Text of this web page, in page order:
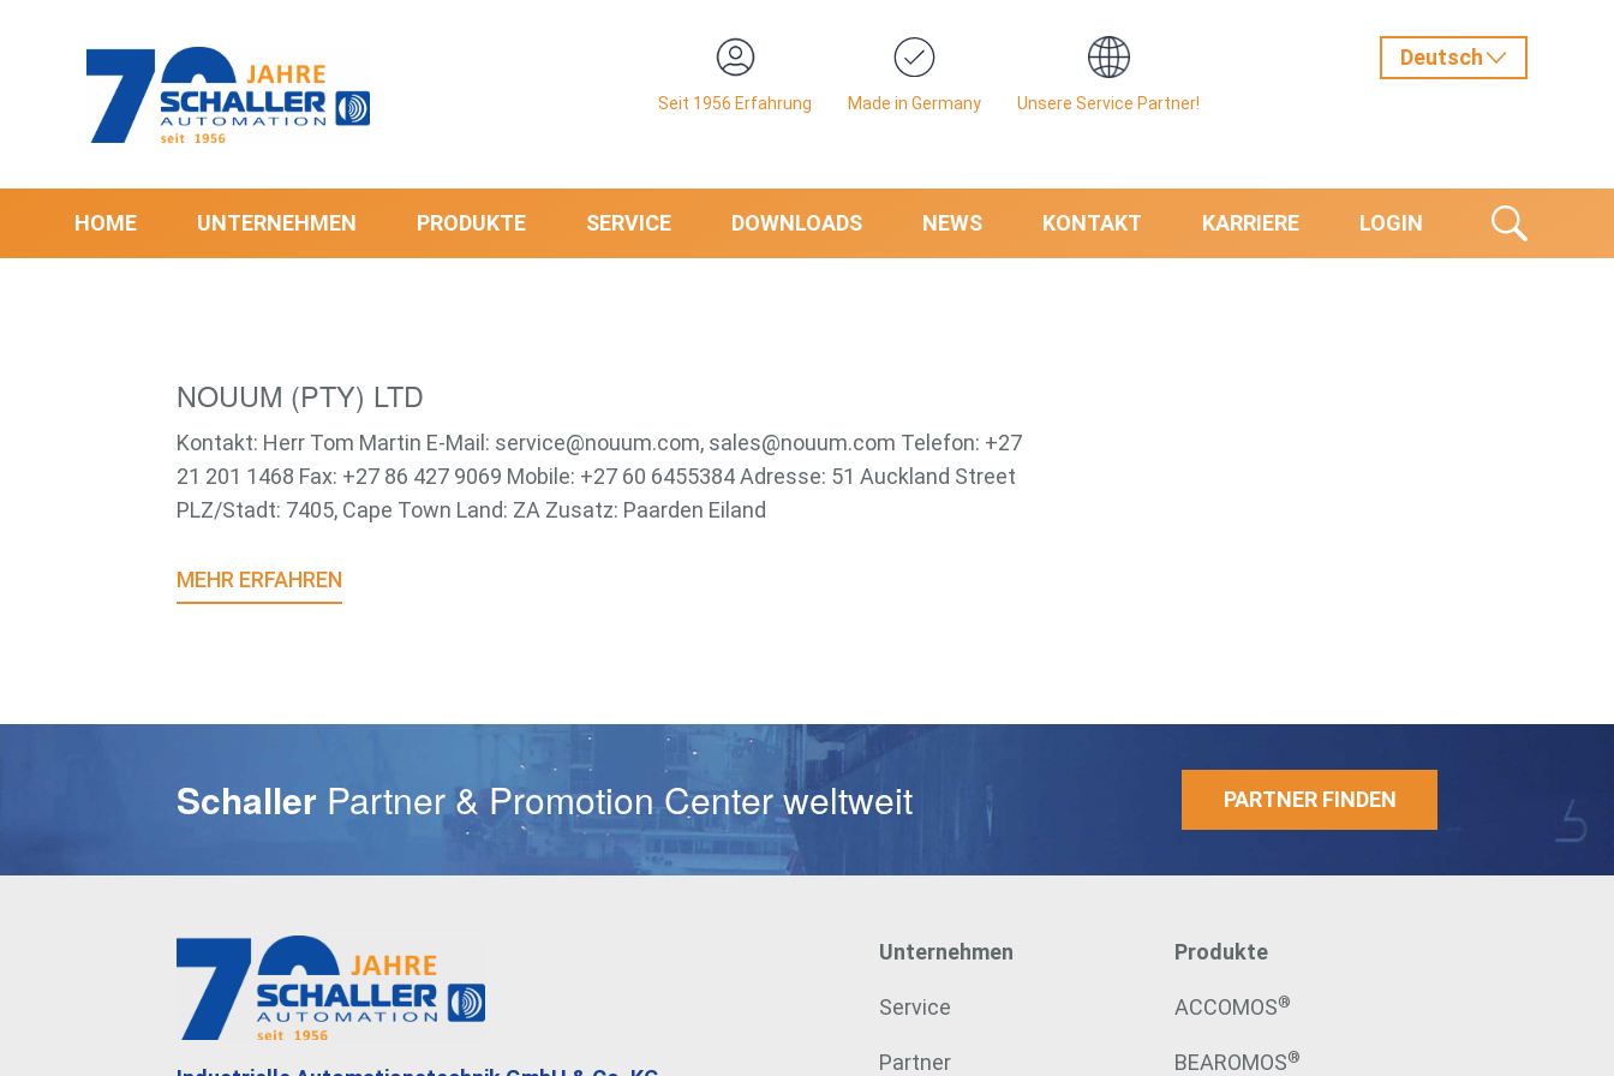
Seit 1956 Erfahrung Made in Germany Unsere Service Partner!
HOME UNTERNEHMEN PRODUKTE SERVICE DOWNLOADS NEWS KONTAKT KARRIERE LOGIN
Passwort
NOUUM (PTY) LTD
Kontakt: Herr Tom Martin E-Mail: service@nouum.com, sales@nouum.com Telefon: +27
21 201 1468 Fax: +27 86 427 9069 Mobile: +27 60 6455384 Adresse: 51 Auckland Street
PLZ/Stadt: 7405, Cape Town Land: ZA Zusatz: Paarden Eiland
MEHR ERFAHREN
Schaller Partner & Promotion Center weltweit PARTNER FINDEN
Unternehmen
Service
Partner
Produkte
ACCOMOS®
BEAROMOS®